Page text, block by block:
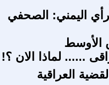
اليمني: الصحفي
الأوسط
...... لماذا الان ؟!
العراقية